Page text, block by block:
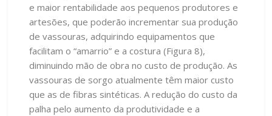
e maior rentabilidade aos pequenos produtores e
artesões, que poderão incrementar sua produção
de vassouras, adquirindo equipamentos que
facilitam o “amarrio” e a costura (Figura 8),
diminuindo mão de obra no custo de produção. As
vassouras de sorgo atualmente têm maior custo
que as de fibras sintéticas. A redução do custo da
palha pelo aumento da produtividade e a